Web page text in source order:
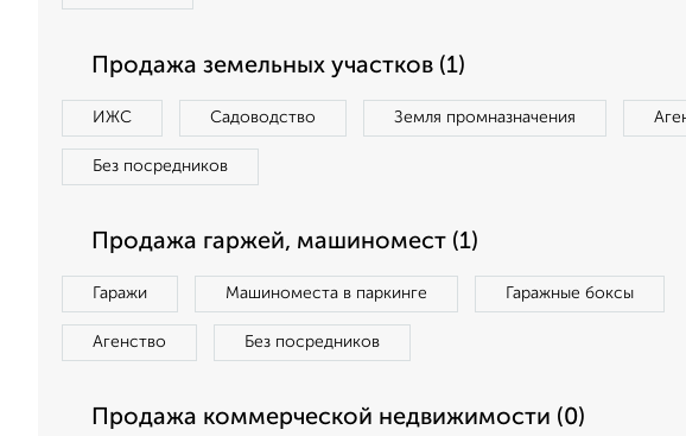
Продажа земельных участков (1)
ИЖС Садоводство Земля промназначения
Без посредников
Продажа гаржей, машиномест (1)
Гаражи Машиноместа в паркинге Гаражные боксы
Агенство Без посредников
Продажа коммерческой недвижимости (0)